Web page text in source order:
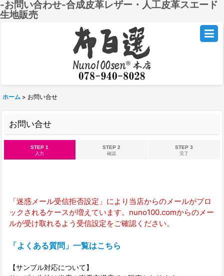
-お問い合わせ-合成皮革レザー・人工皮革スエード
生地販売
ホーム > お問い合せ
お問い合せ
STEP 1
入力
STEP 2
確認
STEP 3
完了
「迷惑メール受信拒否設定」により当店からのメールがブロ
ックされるケースが増えています。nuno100.comからのメー
ルが受け取れるよう受信設定をご確認ください。
「よくある質問」一覧はこちら
【サンプル対応について】